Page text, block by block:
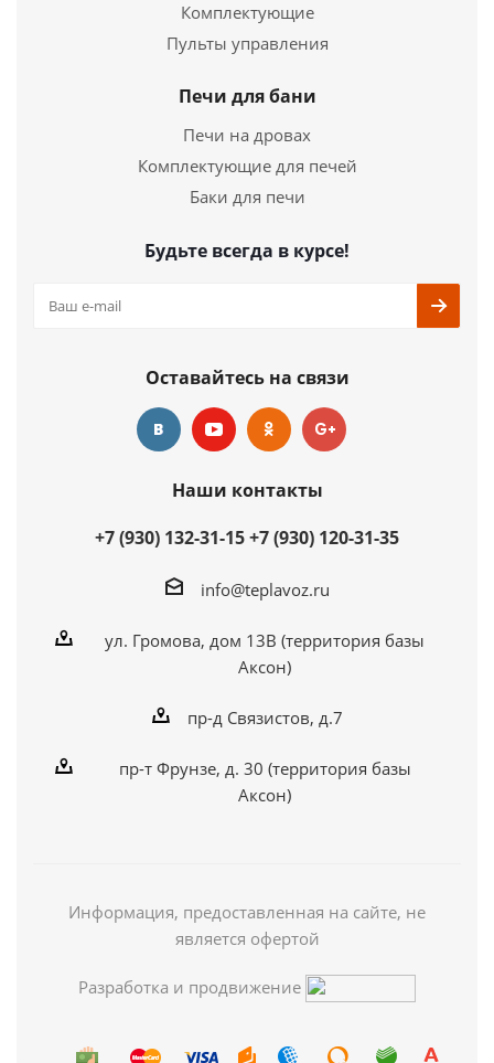
28 930руб.
Комплектующие
Пульты управления
Печи для бани
Печи на дровах
Комплектующие для печей
Баки для печи
Будьте всегда в курсе!
Оставайтесь на связи
Наши контакты
+7 (930) 132-31-15+7 (930) 120-31-35
info@teplavoz.ru
ул. Громова, дом 13В (территория базы
Аксон)
пр-д Связистов, д.7
пр-т Фрунзе, д. 30 (территория базы
Аксон)
Информация, предоставленная на сайте, не
является офертой
Разработка и продвижение